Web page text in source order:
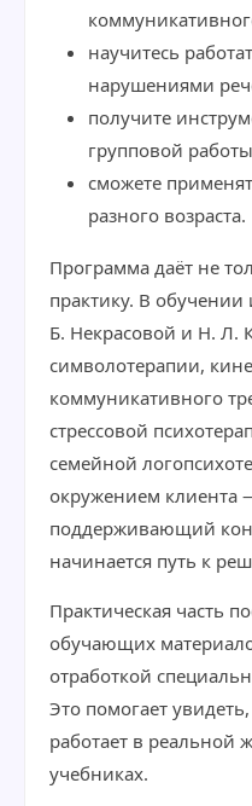
научитесь
нарушениями
получите
групповой работы
сможете
разного возраста.
Программа даёт не
практику. В
Б. Некрасовой и Н. Л.
символотерапии,
коммуникативного
стрессовой
семейной
окружением клиента
поддерживающий
начинается путь к
Практическая часть
обучающих
отработкой
Это помогает
работает в реальной
учебниках.